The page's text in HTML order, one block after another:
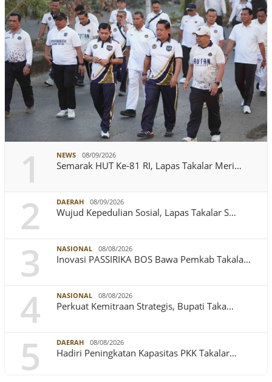
1 NEWS 08/09/2026
Semarak HUT Ke-81 RI, Lapas Takalar Meri…
2 DAERAH 08/09/2026
Wujud Kepedulian Sosial, Lapas Takalar S…
3 NASIONAL 08/08/2026
Inovasi PASSIRIKA BOS Bawa Pemkab Takala…
4 NASIONAL 08/08/2026
Perkuat Kemitraan Strategis, Bupati Taka…
5 DAERAH 08/08/2026
Hadiri Peningkatan Kapasitas PKK Takalar…